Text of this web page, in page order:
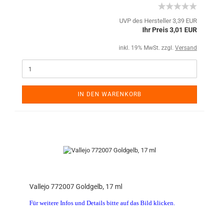
UVP des Hersteller 3,39 EUR
Ihr Preis 3,01 EUR
inkl. 19% MwSt. zzgl. Versand
IN DEN WARENKORB
Vallejo 772007 Goldgelb, 17 ml
Für weitere Infos und Details bitte auf das Bild klicken.